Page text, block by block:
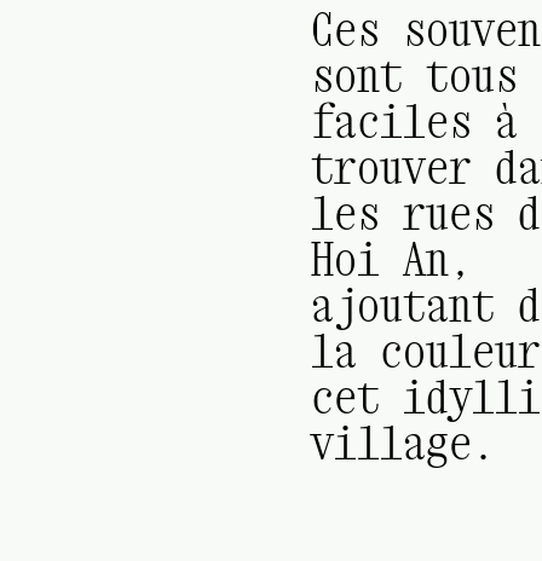
Ces
sont tous
faciles à
trouver
les rues
Hoi An,
ajoutant
la
cet
village.